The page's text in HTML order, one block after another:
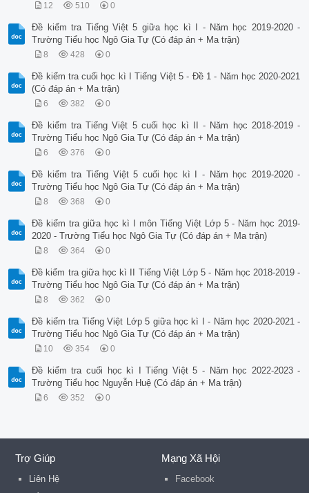
12 510 0
Đề kiểm tra Tiếng Việt 5 giữa học kì I - Năm học 2019-2020 -
Trường Tiểu học Ngô Gia Tự (Có đáp án + Ma trận)
8 428 0
Đề kiểm tra cuối học kì I Tiếng Việt 5 - Đề 1 - Năm học 2020-2021
(Có đáp án + Ma trận)
6 382 0
Đề kiểm tra Tiếng Việt 5 cuối học kì II - Năm học 2018-2019 -
Trường Tiểu học Ngô Gia Tự (Có đáp án + Ma trận)
6 376 0
Đề kiểm tra Tiếng Việt 5 cuối học kì I - Năm học 2019-2020 -
Trường Tiểu học Ngô Gia Tự (Có đáp án + Ma trận)
8 368 0
Đề kiểm tra giữa học kì I môn Tiếng Việt Lớp 5 - Năm học 2019-
2020 - Trường Tiểu học Ngô Gia Tự (Có đáp án + Ma trận)
8 364 0
Đề kiểm tra giữa học kì II Tiếng Việt Lớp 5 - Năm học 2018-2019 -
Trường Tiểu học Ngô Gia Tự (Có đáp án + Ma trận)
8 362 0
Đề kiểm tra Tiếng Việt Lớp 5 giữa học kì I - Năm học 2020-2021 -
Trường Tiểu học Ngô Gia Tự (Có đáp án + Ma trận)
10 354 0
Đề kiểm tra cuối học kì I Tiếng Việt 5 - Năm học 2022-2023 -
Trường Tiểu học Nguyễn Huệ (Có đáp án + Ma trận)
6 352 0
Trợ Giúp
Liên Hệ
Mạng Xã Hội
Facebook